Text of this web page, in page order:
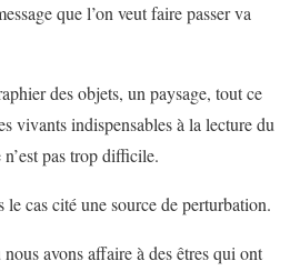
que l’on veut faire passer va
des objets, un paysage, tout ce
vivants indispensables à la lecture du
pas trop difficile.
le cas cité une source de perturbation.
avons affaire à des êtres qui ont